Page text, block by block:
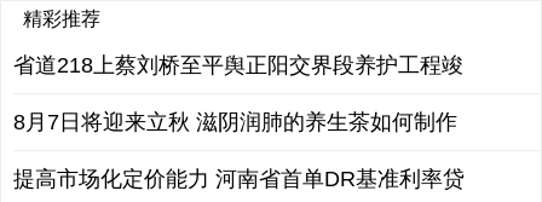
精彩推荐
省道218上蔡刘桥至平舆正阳交界段养护工程竣
8月7日将迎来立秋 滋阴润肺的养生茶如何制作
提高市场化定价能力 河南省首单DR基准利率贷